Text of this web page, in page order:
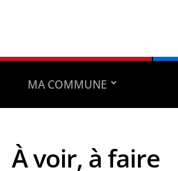
MA COMMUNE
À voir, à faire